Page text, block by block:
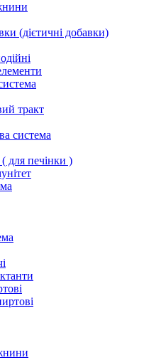
(дієтичні добавки)
тракт
система
для печінки )